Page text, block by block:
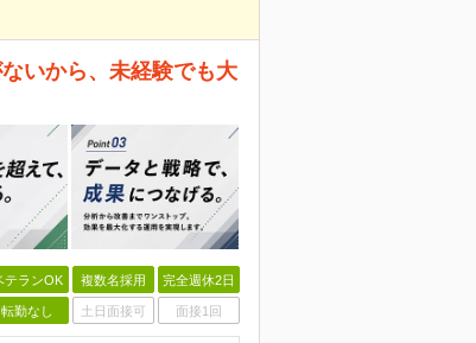
いから、未経験でも大
テランOK 複数名採用 完全週休2日
転勤なし 土日面接可 面接1回